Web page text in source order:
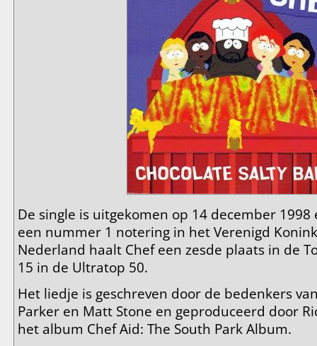
De single is uitgekomen op 14 december
een nummer 1 notering in het Verenigd
Nederland haalt Chef een zesde plaats in de
15 in de Ultratop 50.
Het liedje is geschreven door de bedenkers
Parker en Matt Stone en geproduceerd door
het album Chef Aid: The South Park Album.